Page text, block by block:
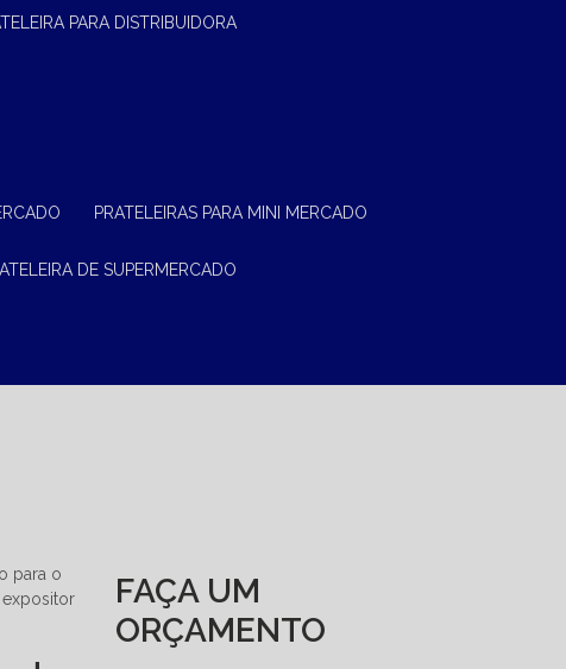
PARA DISTRIBUIDORA
PRATELEIRAS PARA MINI MERCADO
DE SUPERMERCADO
para o
expositor
FAÇA UM
ORÇAMENTO